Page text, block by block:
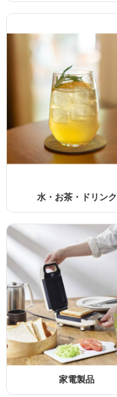
水・お茶・ドリンク
家電製品